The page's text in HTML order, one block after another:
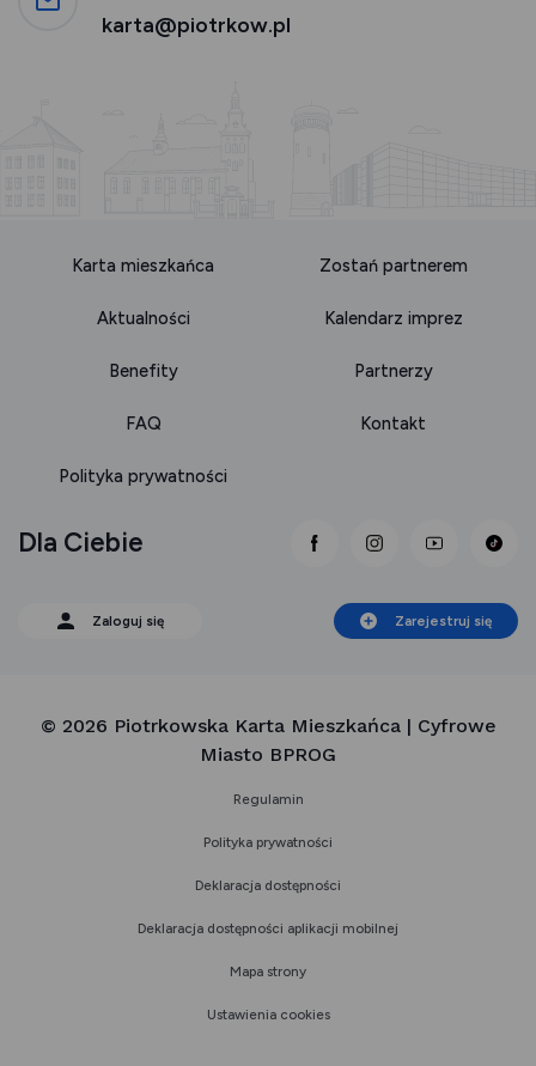
karta@piotrkow.pl
Karta mieszkańca Zostań partnerem
Aktualności Kalendarz imprez
Benefity Partnerzy
FAQ Kontakt
Polityka prywatności
link otwiera się nowej
link otwiera się
link
Dla Ciebie
Zaloguj się Zarejestruj się
© 2026 Piotrkowska Karta Mieszkańca | Cyfrowe
Miasto BPROG
Regulamin
Polityka prywatności
Deklaracja dostępności
Deklaracja dostępności aplikacji mobilnej
Mapa strony
Ustawienia cookies